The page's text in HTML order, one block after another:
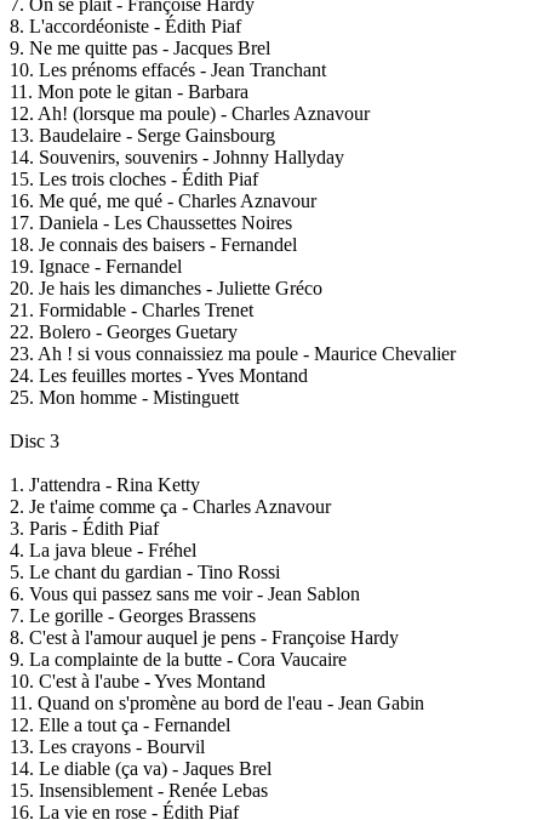
8. L'accordéoniste - Édith Piaf
9. Ne me quitte pas - Jacques Brel
10. Les prénoms effacés - Jean Tranchant
11. Mon pote le gitan - Barbara
12. Ah! (lorsque ma poule) - Charles Aznavour
13. Baudelaire - Serge Gainsbourg
14. Souvenirs, souvenirs - Johnny Hallyday
15. Les trois cloches - Édith Piaf
16. Me qué, me qué - Charles Aznavour
17. Daniela - Les Chaussettes Noires
18. Je connais des baisers - Fernandel
19. Ignace - Fernandel
20. Je hais les dimanches - Juliette Gréco
21. Formidable - Charles Trenet
22. Bolero - Georges Guetary
23. Ah ! si vous connaissiez ma poule - Maurice Chevalier
24. Les feuilles mortes - Yves Montand
25. Mon homme - Mistinguett
Disc 3
1. J'attendra - Rina Ketty
2. Je t'aime comme ça - Charles Aznavour
3. Paris - Édith Piaf
4. La java bleue - Fréhel
5. Le chant du gardian - Tino Rossi
6. Vous qui passez sans me voir - Jean Sablon
7. Le gorille - Georges Brassens
8. C'est à l'amour auquel je pens - Françoise Hardy
9. La complainte de la butte - Cora Vaucaire
10. C'est à l'aube - Yves Montand
11. Quand on s'promène au bord de l'eau - Jean Gabin
12. Elle a tout ça - Fernandel
13. Les crayons - Bourvil
14. Le diable (ça va) - Jaques Brel
15. Insensiblement - Renée Lebas
16. La vie en rose - Édith Piaf